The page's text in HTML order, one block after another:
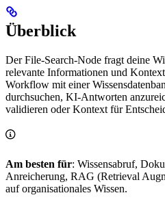
Überblick
Der File-Search-Node fragt deine
relevante Informationen und
Workflow mit einer
durchsuchen, KI-Antworten
validieren oder Kontext für
Am besten für: Wissensabruf,
Anreicherung, RAG (Retrieval
auf organisationales Wissen.